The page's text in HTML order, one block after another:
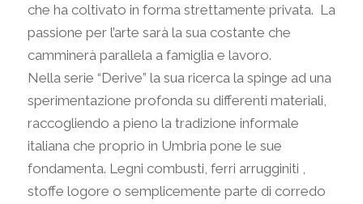
che ha coltivato in forma strettamente privata. La
passione per l’arte sarà la sua costante che
camminerà parallela a famiglia e lavoro.
Nella serie “Derive” la sua ricerca la spinge ad una
sperimentazione profonda su differenti materiali,
raccogliendo a pieno la tradizione informale
italiana che proprio in Umbria pone le sue
fondamenta. Legni combusti, ferri arrugginiti ,
stoffe logore o semplicemente parte di corredo